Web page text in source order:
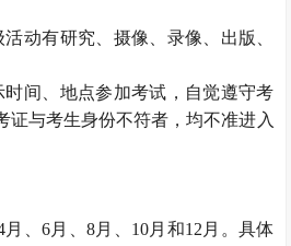
动有研究、摄像、录像、出版、
间、地点参加考试，自觉遵守考
证与考生身份不符者，均不准进入
、6月、8月、10月和12月。具体